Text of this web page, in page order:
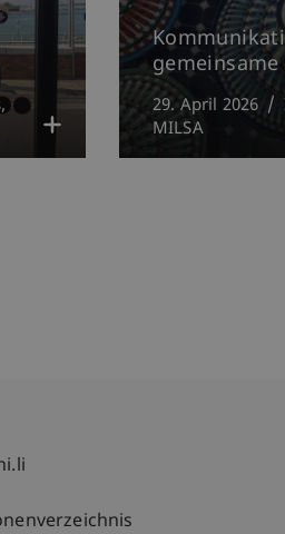
gemeinsame
29. April 2026
MILSA